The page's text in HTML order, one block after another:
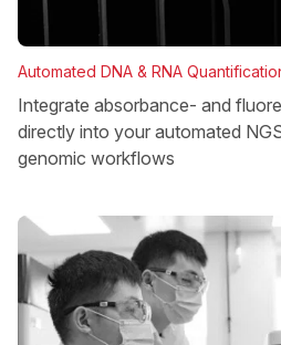
Automated DNA & RNA
Integrate absorbance- and
directly into your automated
genomic workflows